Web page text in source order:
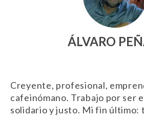
ÁLVARO
Creyente, profesional,
cafeinómano. Trabajo por ser
solidario y justo. Mi fin último: